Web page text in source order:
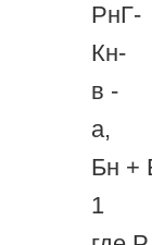
РнГ-
Кн-
в -
а,
Бн +
1